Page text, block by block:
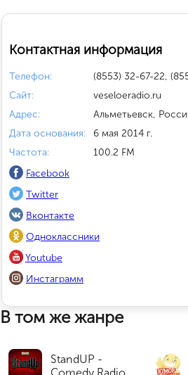
Контактная информация
Телефон:
(8553) 32-67-22,
Сайт:
veseloeradio.ru
Адрес:
Альметьевск,
Дата основания:
6 мая 2014 г.
Частота:
100.2 FM
Facebook
Twitter
Вконтакте
Одноклассники
Youtube
Инстаграмм
В том же жанре
StandUP -